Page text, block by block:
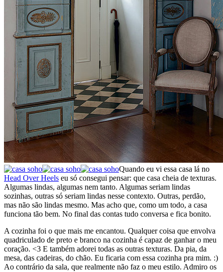
Quando eu vi essa casa lá no
Head Over Heels eu só consegui pensar: que casa cheia de texturas.
Algumas lindas, algumas nem tanto. Algumas seriam lindas
sozinhas, outras só seriam lindas nesse contexto. Outras, perdão,
mas não são lindas mesmo. Mas acho que, como um todo, a casa
funciona tão bem. No final das contas tudo conversa e fica bonito.
A cozinha foi o que mais me encantou. Qualquer coisa que envolva
quadriculado de preto e branco na cozinha é capaz de ganhar o meu
coração. <3 E também adorei todas as outras texturas. Da pia, da
mesa, das cadeiras, do chão. Eu ficaria com essa cozinha pra mim. :)
Ao contrário da sala, que realmente não faz o meu estilo. Admiro os